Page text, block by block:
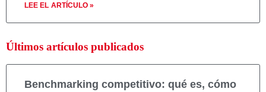
LEE EL ARTÍCULO »
Últimos artículos publicados
Benchmarking competitivo: qué es, cómo